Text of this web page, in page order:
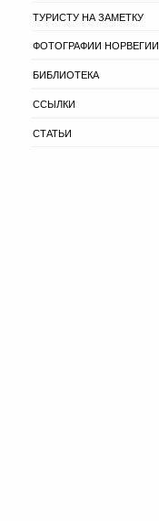
ТУРИСТУ НА ЗАМЕТКУ
ФОТОГРАФИИ НОРВЕГИИ
БИБЛИОТЕКА
ССЫЛКИ
СТАТЬИ